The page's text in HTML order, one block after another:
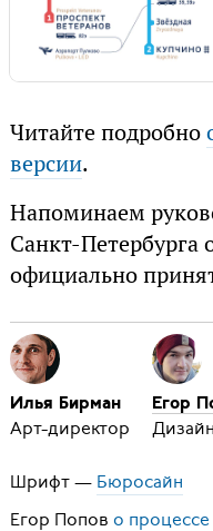
Читайте подробно
версии.
Напоминаем
Санкт-
официально
Илья Бирман
Арт-директор
Егор
Шрифт — Бюросайн
Егор Попов о